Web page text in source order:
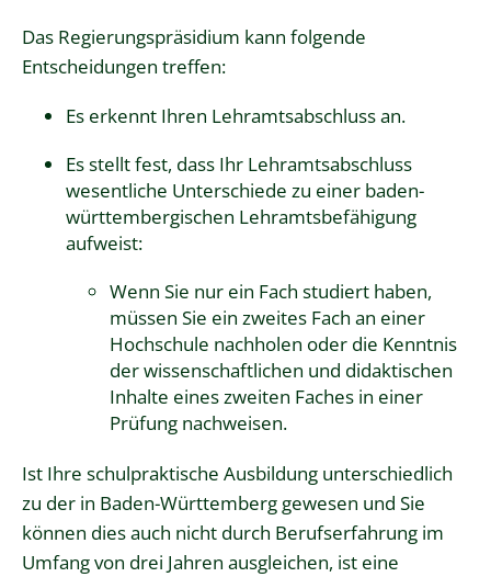
Das Regierungspräsidium kann folgende
Entscheidungen treffen:
Es erkennt Ihren Lehramtsabschluss an.
Es stellt fest, dass Ihr Lehramtsabschluss
wesentliche Unterschiede zu einer baden-
württembergischen Lehramtsbefähigung
aufweist:
Wenn Sie nur ein Fach studiert haben,
müssen Sie ein zweites Fach an einer
Hochschule nachholen oder die Kenntnis
der wissenschaftlichen und didaktischen
Inhalte eines zweiten Faches in einer
Prüfung nachweisen.
Ist Ihre schulpraktische Ausbildung unterschiedlich
zu der in Baden-Württemberg gewesen und Sie
können dies auch nicht durch Berufserfahrung im
Umfang von drei Jahren ausgleichen, ist eine